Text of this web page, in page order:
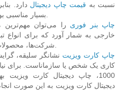
نسبت به قیمت چاپ دیجیتال دارد.
چاپ بنر فوری را می‌توان
خارجی به شمار آورد که برای انواع
چاپ کارت ویزیت نشانگر سلیقه،
کاری یک شخص یا سازماناست. برای
1000، چاپ دیجیتال کارت
دیجیتال کارت‏ ویزیت به این صورت